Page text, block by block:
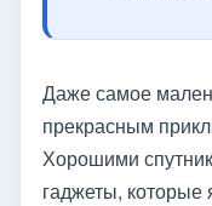
Даже самое
прекрасным
Хорошими
гаджеты,